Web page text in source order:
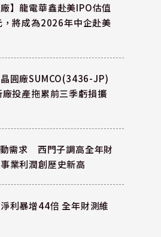
廠】龍電華鑫赴美IPO估值
，將成為2026年中企赴美
圓廠SUMCO(3436-JP)
投產拖累前三季虧損擴
需求 西門子調高全年財
業利潤創歷史新高
利暴增44倍 全年財測維